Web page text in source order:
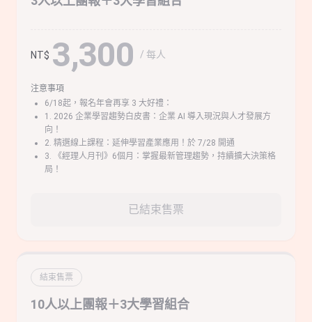
NT$ 3,300 / 每人
注意事項
6/18起，報名年會再享 3 大好禮：
1. 2026 企業學習趨勢白皮書：企業 AI 導入現況與人才發展方
向！
2. 精選線上課程：延伸學習產業應用！於 7/28 開通
3. 《經理人月刊》6個月：掌握最新管理趨勢，持續擴大決策格
局！
已結束售票
結束售票
10人以上團報＋3大學習組合